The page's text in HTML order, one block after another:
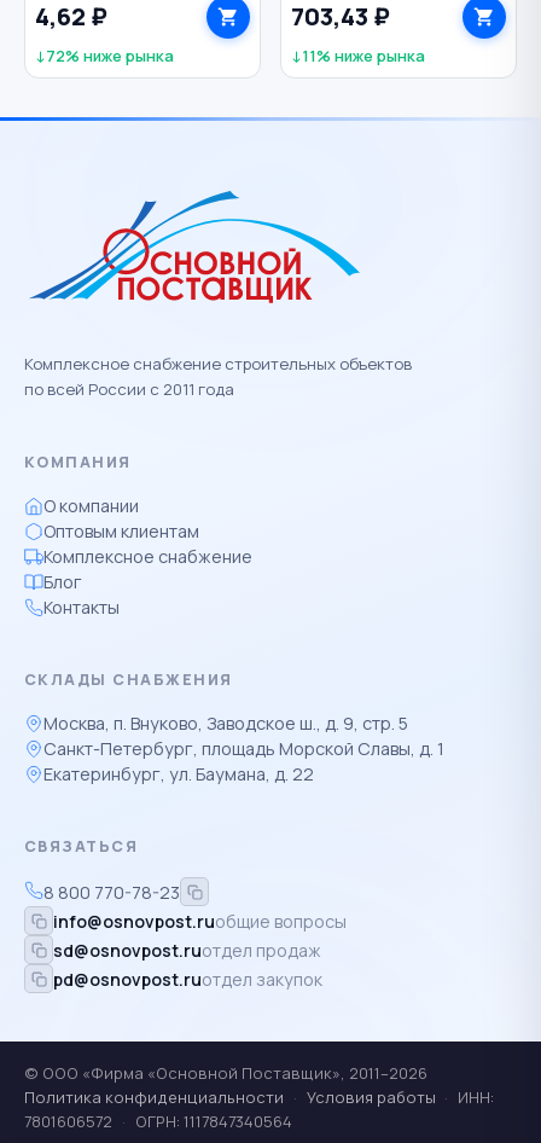
оцинкованная сталь
4,62 ₽
↓72% ниже рынка
размера Профи BIBER
703,43 ₽
↓11% ниже рынка
Комплексное снабжение строительных объектов
по всей России с 2011 года
КОМПАНИЯ
О компании
Оптовым клиентам
Комплексное снабжение
Блог
Контакты
СКЛАДЫ СНАБЖЕНИЯ
Москва, п. Внуково, Заводское ш., д. 9, стр. 5
Санкт-Петербург, площадь Морской Славы, д. 1
Екатеринбург, ул. Баумана, д. 22
СВЯЗАТЬСЯ
8 800 770-78-23
info@osnovpost.ruобщие вопросы
sd@osnovpost.ruотдел продаж
pd@osnovpost.ruотдел закупок
© ООО «Фирма «Основной Поставщик», 2011–2026
Политика конфиденциальности · Условия работы · ИНН:
7801606572 · ОГРН: 1117847340564